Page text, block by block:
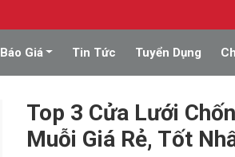
Báo Giá Tin Tức Tuyển Dụng
Top 3 Cửa Lưới
Muỗi Giá Rẻ, Tốt